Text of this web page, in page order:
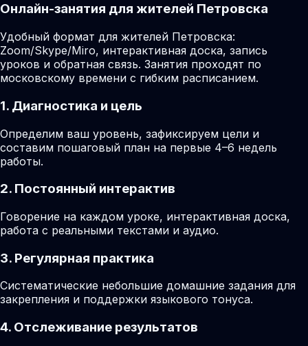
Онлайн-занятия для жителей Петровска
Удобный формат для жителей Петровска:
Zoom/Skype/Miro, интерактивная доска, запись
уроков и обратная связь. Занятия проходят по
московскому времени с гибким расписанием.
1. Диагностика и цель
Определим ваш уровень, зафиксируем цели и
составим пошаговый план на первые 4–6 недель
работы.
2. Постоянный интерактив
Говорение на каждом уроке, интерактивная доска,
работа с реальными текстами и аудио.
3. Регулярная практика
Систематические небольшие домашние задания для
закрепления и поддержки языкового тонуса.
4. Отслеживание результатов